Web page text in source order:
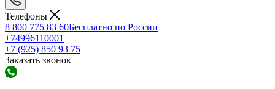
Телефоны
8 800 775 83 60Бесплатно по России
+74996110001
+7 (925) 850 93 75
Заказать звонок